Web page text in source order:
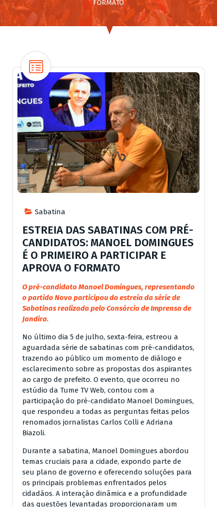
FORMATO
Sabatina
ESTREIA DAS SABATINAS COM PRÉ-
CANDIDATOS: MANOEL DOMINGUES
É O PRIMEIRO A PARTICIPAR E
APROVA O FORMATO
O pré-candidato Manoel Domingues, representando
o partido Novo participou da estreia da série de
Sabatinas realizada pelo Consórcio de Imprensa de
Jandira.
No último dia 5 de julho, sexta-feira, estreou a
aguardada série de sabatinas com pré-candidatos,
trazendo ao público um momento de diálogo e
esclarecimento sobre as propostas dos aspirantes
ao cargo de prefeito. O evento, que ocorreu no
estúdio da Tume TV Web, contou com a
participação do pré-candidato Manoel Domingues,
que respondeu a todas as perguntas feitas pelos
renomados jornalistas Carlos Colli e Adriana
Biazoli.
Durante a sabatina, Manoel Domingues abordou
temas cruciais para a cidade, expondo parte de
seu plano de governo e oferecendo soluções para
os principais problemas enfrentados pelos
cidadãos. A interação dinâmica e a profundidade
das questões levantadas proporcionaram um